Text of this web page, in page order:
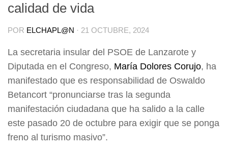
calidad de vida
POR ELCHAPL@N · 21 OCTUBRE, 2024
La secretaria insular del PSOE de Lanzarote y
Diputada en el Congreso, María Dolores Corujo, ha
manifestado que es responsabilidad de Oswaldo
Betancort “pronunciarse tras la segunda
manifestación ciudadana que ha salido a la calle
este pasado 20 de octubre para exigir que se ponga
freno al turismo masivo”.